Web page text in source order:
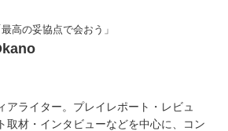
最高の妥協点で会おう」
アライター。プレイレポート・レビュ
取材・インタビューなどを中心に、コン